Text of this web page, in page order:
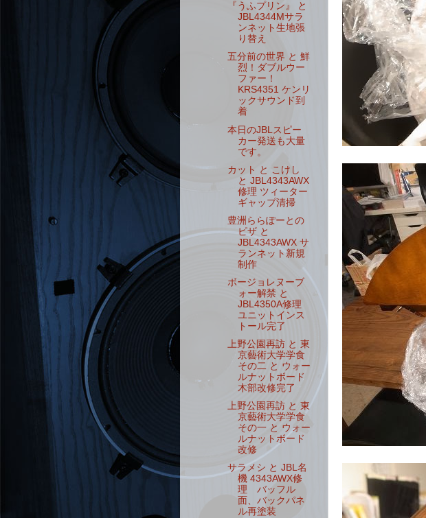
『うふプリン』 と
JBL4344Mサラ
ンネット生地張
り替え
五分前の世界 と 鮮
烈！ダブルウー
ファー！
KRS4351 ケンリ
ックサウンド到
着
本日のJBLスピー
カー発送も大量
です。
カット と こけし
と JBL4343AWX
修理 ツィーター
ギャップ清掃
豊洲ららぽーとの
ピザ と
JBL4343AWX サ
ランネット新規
制作
ボージョレヌーブ
ォー解禁 と
JBL4350A修理
ユニットインス
トール完了
上野公園再訪 と 東
京藝術大学学食
その二 と ウォー
ルナットボード
木部改修完了
上野公園再訪 と 東
京藝術大学学食
その一 と ウォー
ルナットボード
改修
サラメシ と JBL名
機 4343AWX修
理 バッフル
面、バックパネ
ル再塗装